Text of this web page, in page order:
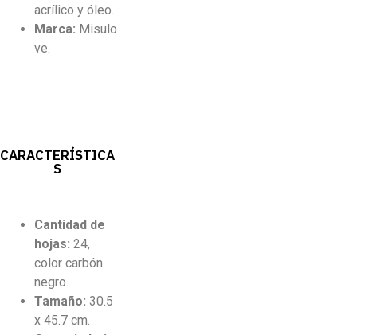
acrílico y óleo.
Marca: Misulo
ve.
CARACTERÍSTICA
S
Cantidad de
hojas: 24,
color carbón
negro.
Tamaño: 30.5
x 45.7 cm.